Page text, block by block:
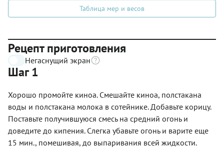
Таблица мер и весов
Рецепт приготовления
Негаснущий экран
Шаг 1
Хорошо промойте киноа. Смешайте киноа, полстакана
воды и полстакана молока в сотейнике. Добавьте корицу.
Поставьте получившуюся смесь на средний огонь и
доведите до кипения. Слегка убавьте огонь и варите еще
15 мин., помешивая, до выпаривания всей жидкости.